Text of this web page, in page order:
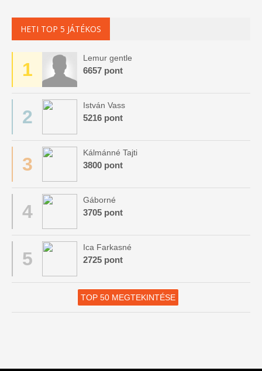
HETI TOP 5 JÁTÉKOS
1
Lemur gentle
6657 pont
2
István Vass
5216 pont
3
Kálmánné Tajti
3800 pont
4
Gáborné
3705 pont
5
Ica Farkasné
2725 pont
TOP 50 MEGTEKINTÉSE